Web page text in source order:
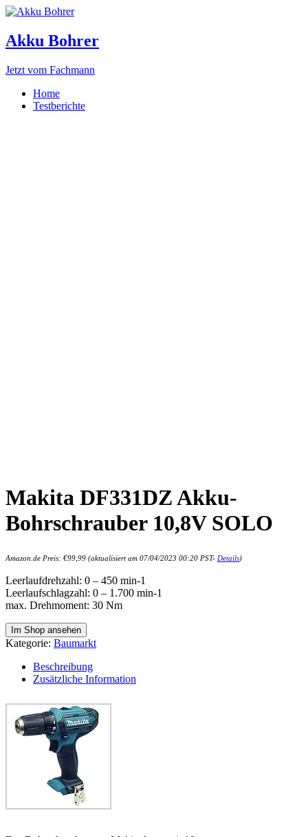
Akku Bohrer
Jetzt vom Fachmann
Home
Testberichte
Makita DF331DZ Akku-
Bohrschrauber 10,8V SOLO
Amazon.de Preis: €99,99 (aktualisiert am 07/04/2023 00:20 PST- Details)
Leerlaufdrehzahl: 0 – 450 min-1
Leerlaufschlagzahl: 0 – 1.700 min-1
max. Drehmoment: 30 Nm
Im Shop ansehen
Kategorie: Baumarkt
Beschreibung
Zusätzliche Information